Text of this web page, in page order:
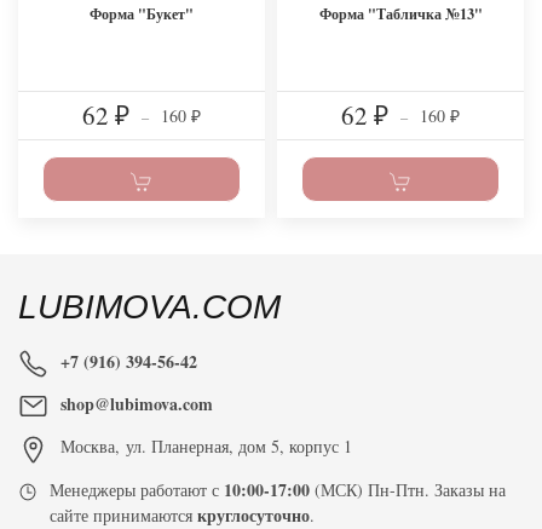
Форма "Букет"
62 ₽ – 160 ₽
Форма "Табличка №13"
62 ₽ – 160 ₽
LUBIMOVA.COM
+7 (916) 394-56-42
shop@lubimova.com
Москва, ул. Планерная, дом 5, корпус 1
Менеджеры работают с 10:00-17:00 (МСК) Пн-Птн. Заказы на
сайте принимаютсякруглосуточно.